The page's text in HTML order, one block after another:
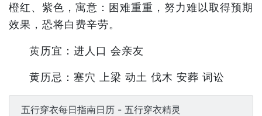
橙红、紫色，寓意：困难重重，努力难以取得预期
效果，恐将白费辛劳。
黄历宜：进人口 会亲友
黄历忌：塞穴 上梁 动土 伐木 安葬 词讼
五行穿衣每日指南日历 - 五行穿衣精灵